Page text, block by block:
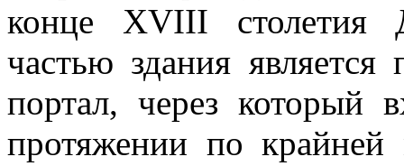
конце ХVIII столетия
частью здания
портал, через который
протяжении по крайней